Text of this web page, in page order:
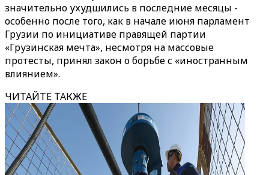
значительно ухудшились в последние месяцы -
особенно после того, как в начале июня парламент
Грузии по инициативе правящей партии
«Грузинская мечта», несмотря на массовые
протесты, принял закон о борьбе с «иностранным
влиянием».
ЧИТАЙТЕ ТАКЖЕ